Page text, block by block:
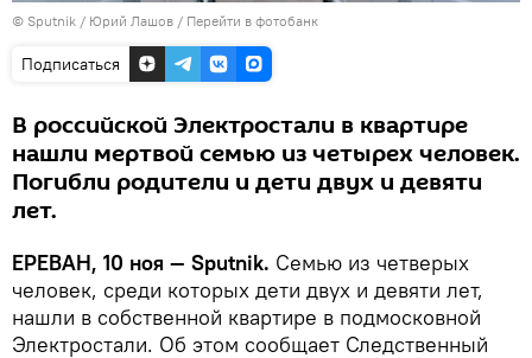
© Sputnik / Юрий Лашов / Перейти в фотобанк
Подписаться
В российской Электростали в квартире
нашли мертвой семью из четырех человек.
Погибли родители и дети двух и девяти
лет.
ЕРЕВАН, 10 ноя — Sputnik. Семью из четверых
человек, среди которых дети двух и девяти лет,
нашли в собственной квартире в подмосковной
Электростали. Об этом сообщает Следственный